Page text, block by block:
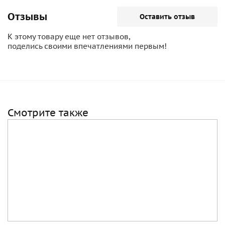
Отзывы Оставить отзыв
К этому товару еще нет отзывов,
поделись своими впечатлениями первым!
Смотрите также